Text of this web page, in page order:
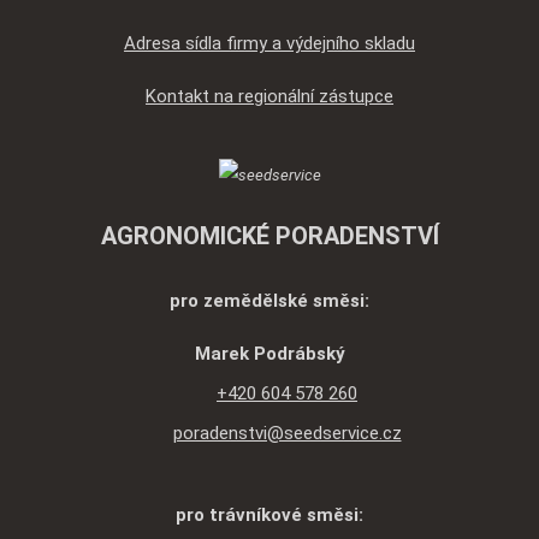
Adresa sídla firmy a výdejního skladu
Kontakt na regionální zástupce
AGRONOMICKÉ PORADENSTVÍ
pro zemědělské směsi:
Marek Podrábský
+420 604 578 260
poradenstvi@seedservice.cz
pro trávníkové směsi: